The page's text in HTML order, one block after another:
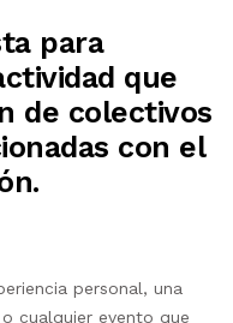
para
que
de colectivos
con el
personal, una
cualquier evento que